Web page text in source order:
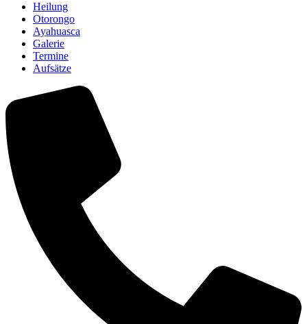
Heilung
Otorongo
Ayahuasca
Galerie
Termine
Aufsätze